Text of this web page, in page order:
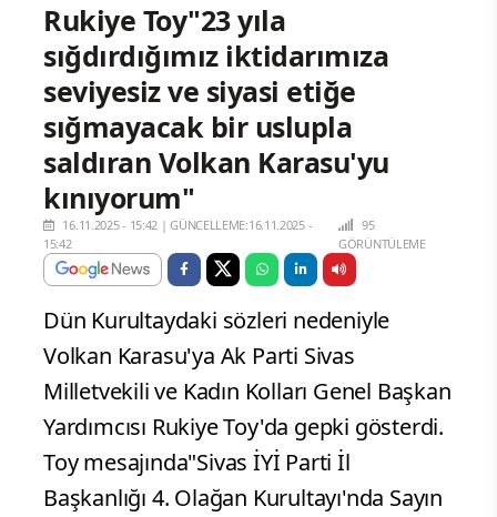
Rukiye Toy"23 yıla
sığdırdığımız iktidarımıza
seviyesiz ve siyasi etiğe
sığmayacak bir uslupla
saldıran Volkan Karasu'yu
kınıyorum"
16.11.2025 - 15:42 |GÜNCELLEME:16.11.2025 -
15:42
95
GÖRÜNTÜLEME
Dün Kurultaydaki sözleri nedeniyle
Volkan Karasu'ya Ak Parti Sivas
Milletvekili ve Kadın Kolları Genel Başkan
Yardımcısı Rukiye Toy'da gepki gösterdi.
Toy mesajında"Sivas İYİ Parti İl
Başkanlığı 4. Olağan Kurultayı'nda Sayın